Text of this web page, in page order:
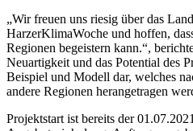
„Wir freuen uns riesig über das
HarzerKlimaWoche und hoffen,
Regionen begeistern kann.“,
Neuartigkeit und das Potential des
Beispiel und Modell dar, welches
andere Regionen herangetragen
Projektstart ist bereits der